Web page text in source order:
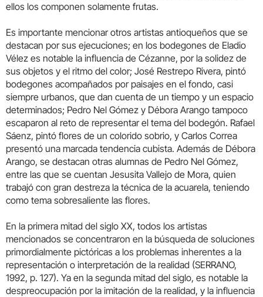
ellos los componen solamente frutas.
Es importante mencionar otros artistas antioqueños que se
destacan por sus ejecuciones; en los bodegones de Eladio
Vélez es notable la influencia de Cézanne, por la solidez de
sus objetos y el ritmo del color; José Restrepo Rivera, pintó
bodegones acompañados por paisajes en el fondo, casi
siempre urbanos, que dan cuenta de un tiempo y un espacio
determinados; Pedro Nel Gómez y Débora Arango tampoco
escaparon al reto de representar el tema del bodegón. Rafael
Sáenz, pintó flores de un colorido sobrio, y Carlos Correa
presentó una marcada tendencia cubista. Además de Débora
Arango, se destacan otras alumnas de Pedro Nel Gómez,
entre las que se cuentan Jesusita Vallejo de Mora, quien
trabajó con gran destreza la técnica de la acuarela, teniendo
como tema sobresaliente las flores.
En la primera mitad del siglo XX, todos los artistas
mencionados se concentraron en la búsqueda de soluciones
primordialmente pictóricas a los problemas inherentes a la
representación o interpretación de la realidad (SERRANO,
1992, p. 127). Ya en la segunda mitad del siglo, es notable la
despreocupación por la imitación de la realidad, y la influencia